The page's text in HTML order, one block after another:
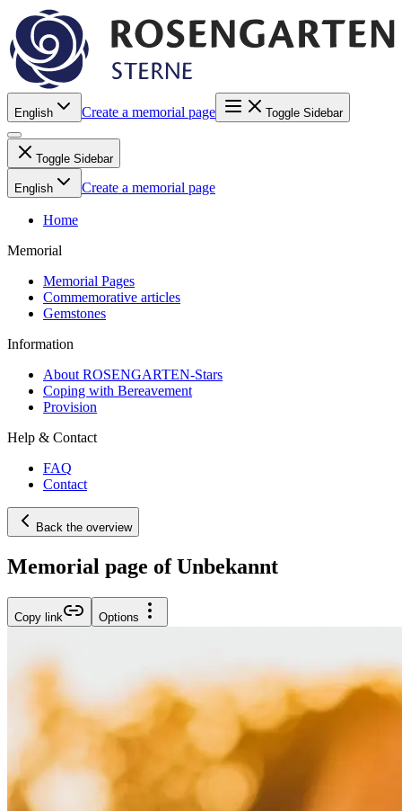
English Create a memorial page Toggle Sidebar
Toggle Sidebar
English Create a memorial page
Home
Memorial
Memorial Pages
Commemorative articles
Gemstones
Information
About ROSENGARTEN-Stars
Coping with Bereavement
Provision
Help & Contact
FAQ
Contact
Back the overview
Memorial page of Unbekannt
Copy link Options